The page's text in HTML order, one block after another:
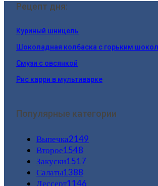
Рецепт дня:
Куриный шницель
Шоколадная колбаска с горьким
Смузи с овсянкой
Рис карри в мультиварке
Популярные категории
Выпечка2149
Второе1548
Закуски1517
Салаты1388
Дессерт1146